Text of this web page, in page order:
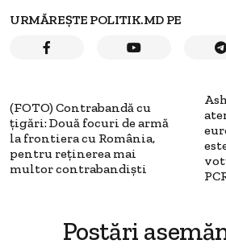
URMĂREȘTE POLITIK.MD PE
(FOTO) Contrabandă cu
ţigări: Două focuri de armă
la frontiera cu România,
pentru reţinerea mai
multor contrabandişti
Postări